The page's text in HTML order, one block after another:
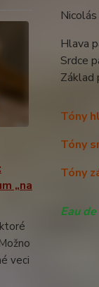
„na
veci
Hlava
Srdce
Základ
Tóny
Tóny
Tóny
Eau